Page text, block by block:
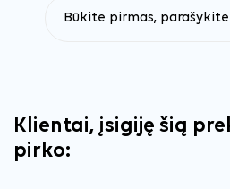
Būkite pirmas,
Klientai, įsigiję šią
pirko: